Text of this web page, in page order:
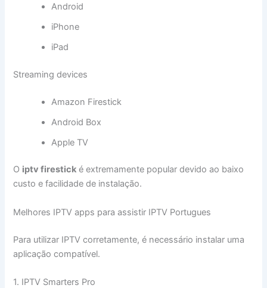
Android
iPhone
iPad
Streaming devices
Amazon Firestick
Android Box
Apple TV
O iptv firestick é extremamente popular devido ao baixo
custo e facilidade de instalação.
Melhores IPTV apps para assistir IPTV Portugues
Para utilizar IPTV corretamente, é necessário instalar uma
aplicação compatível.
1. IPTV Smarters Pro